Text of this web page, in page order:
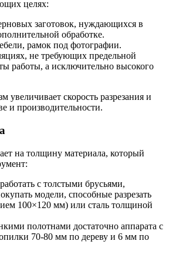
целях:
заготовок, нуждающихся в
обработке.
рамок под фотографии.
не требующих предельной
работы, а исключительно высокого
увеличивает скорость разрезания и
и производительности.
на толщину материала, который
с толстыми брусьями,
модели, способные разрезать
100×120 мм) или сталь толщиной
полотнами достаточно аппарата с
70-80 мм по дереву и 6 мм по